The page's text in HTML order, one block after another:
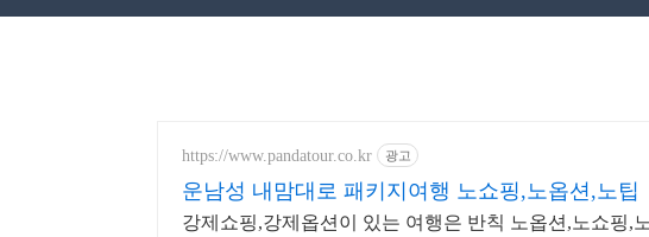
https://www.pandatour.co.kr 광고
운남성 내맘대로 패키지여행 노쇼핑,노옵션,노팁
강제쇼핑,강제옵션이 있는 여행은 반칙 노옵션,노쇼핑,